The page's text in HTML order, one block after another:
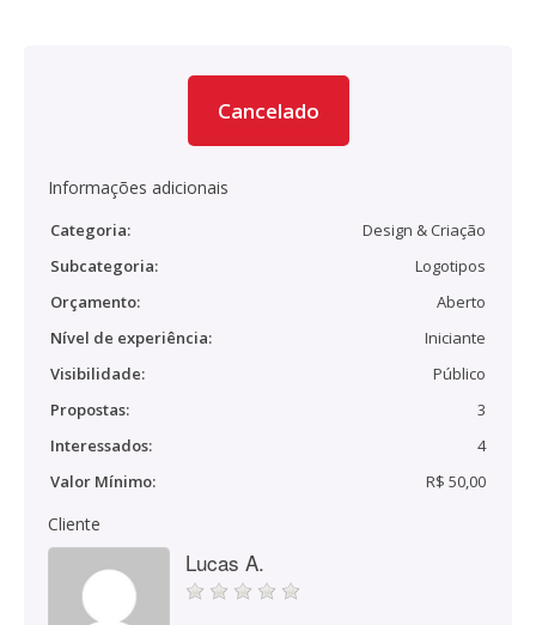
Cancelado
Informações adicionais
Categoria:
Design & Criação
Subcategoria:
Logotipos
Orçamento:
Aberto
Nível de experiência:
Iniciante
Visibilidade:
Público
Propostas:
3
Interessados:
4
Valor Mínimo:
R$ 50,00
Cliente
Lucas A.